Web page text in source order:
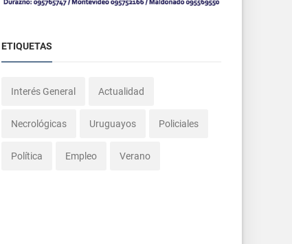
ETIQUETAS
Interés General Actualidad
Necrológicas Uruguayos Policiales
Política Empleo Verano